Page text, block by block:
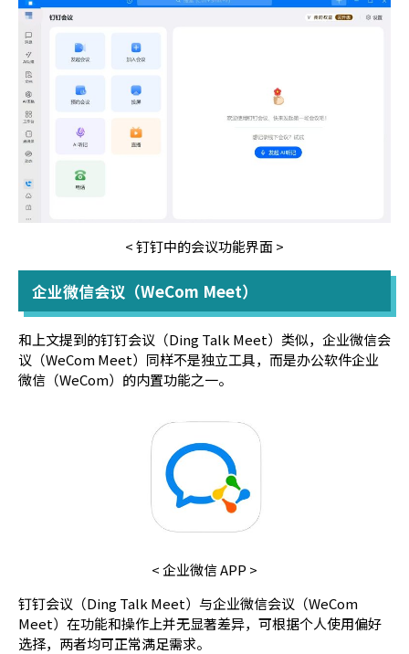
< 钉钉中的会议功能界面 >
企业微信会议（WeCom Meet）
和上文提到的钉钉会议（Ding Talk Meet）类似，企业微信会
议（WeCom Meet）同样不是独立工具，而是办公软件企业
微信（WeCom）的内置功能之一。
< 企业微信 APP >
钉钉会议（Ding Talk Meet）与企业微信会议（WeCom
Meet）在功能和操作上并无显著差异，可根据个人使用偏好
选择，两者均可正常满足需求。